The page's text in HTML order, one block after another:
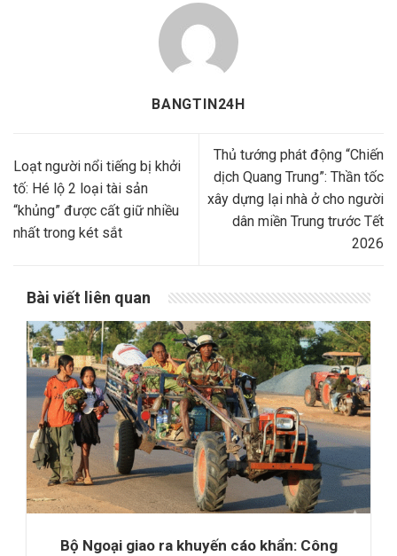
BANGTIN24H
Loạt người nổi tiếng bị khởi
tố: Hé lộ 2 loại tài sản
“khủng” được cất giữ nhiều
nhất trong két sắt
Thủ tướng phát động “Chiến
dịch Quang Trung”: Thần tốc
xây dựng lại nhà ở cho người
dân miền Trung trước Tết
2026
Bài viết liên quan
Bộ Ngoại giao ra khuyến cáo khẩn: Công